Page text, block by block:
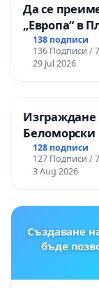
Да се
„Европа“ в
138 подписи
136 Подписи /
29 Jul 2026
Изграждане
Беломорски
128 подписи
127 Подписи /
3 Aug 2026
Създаване
бъде